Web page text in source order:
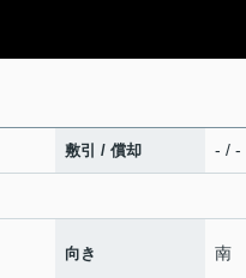
敷引 / 償却 - / -
向き 南